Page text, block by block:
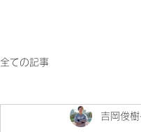
全ての記事
吉岡俊樹